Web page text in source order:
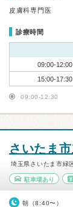
皮膚科専門医
診療時間
09:00-12:00
15:00-17:30
09:00-12:30
さいたま
埼玉県さいたま市緑
駐車場あり
朝（8:40〜）